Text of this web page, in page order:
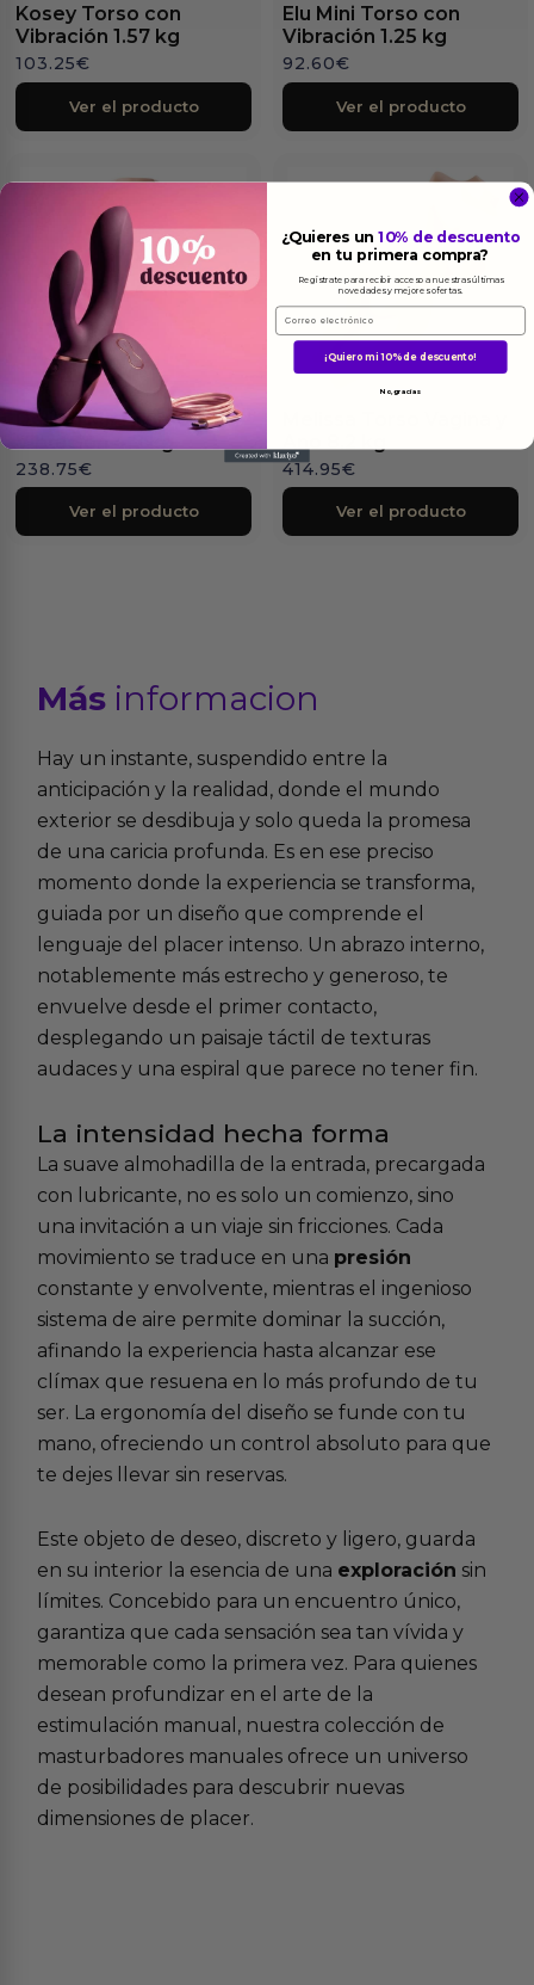
Kosey Torso con
Vibración 1.57 kg
103.25€
Ver el producto
Elu Mini Torso con
Vibración 1.25 kg
92.60€
Ver el producto
Delilah Mini Torso con
Vibración 4.7 kg
238.75€
Ver el producto
414.95€
Ver el producto
Más informacion
Hay un instante, suspendido entre la
anticipación y la realidad, donde el mundo
exterior se desdibuja y solo queda la promesa
de una caricia profunda. Es en ese preciso
momento donde la experiencia se transforma,
guiada por un diseño que comprende el
lenguaje del placer intenso. Un abrazo interno,
notablemente más estrecho y generoso, te
envuelve desde el primer contacto,
desplegando un paisaje táctil de texturas
audaces y una espiral que parece no tener fin.
La intensidad hecha forma
La suave almohadilla de la entrada, precargada
con lubricante, no es solo un comienzo, sino
una invitación a un viaje sin fricciones. Cada
movimiento se traduce en una presión
constante y envolvente, mientras el ingenioso
sistema de aire permite dominar la succión,
afinando la experiencia hasta alcanzar ese
clímax que resuena en lo más profundo de tu
ser. La ergonomía del diseño se funde con tu
mano, ofreciendo un control absoluto para que
te dejes llevar sin reservas.
Este objeto de deseo, discreto y ligero, guarda
en su interior la esencia de una exploración sin
límites. Concebido para un encuentro único,
garantiza que cada sensación sea tan vívida y
memorable como la primera vez. Para quienes
desean profundizar en el arte de la
estimulación manual, nuestra colección de
masturbadores manuales ofrece un universo
de posibilidades para descubrir nuevas
dimensiones de placer.
¿Quieres un10% de descuento
en tu primera compra?
Regístrate para recibir acceso a nuestras últimas
novedades y mejores ofertas.
Email
¡Quiero mi 10% de descuento!
No, gracias